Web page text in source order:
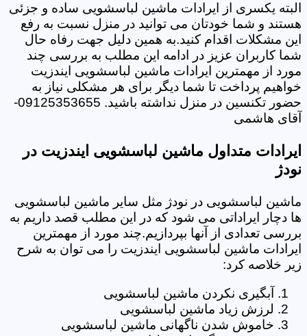
البته یکسری از ایرادات ماشین لباسشویی ساده و جزئی
هستند و شما خودتان می توانید در منزل نسبت به رفع
این مشکلات اقدام کنید.به همین دلیل جهت رفاه حال
شما کاربران عزیز در ادامه این مطلب به بررسی چند
مورد از مهمترین ایرادات ماشین لباسشویی ایندزیت
خواهیم پرداخت تا شما دیگر برای هر مشکلی نیاز به
حضور تکنسین در منزل نداشته باشید. 09125353655-
آقای هاشمی
ایرادات متداول ماشین لباسشویی ایندزیت در
نودژ
ماشین لباسشویی در نودژ مثل سایر ماشین لباسشویی
ها دچار ایراداتی می شود که در این مطلب قصد داریم به
بررسی تعدادی از آنها بپردازیم.چند مورد از مهمترین
ایرادات ماشین لباسشویی ایندزیت را می توان به شرح
زیر خلاصه کرد:
آبگیری نکردن ماشین لباسشویی
لرزش زیاد ماشین لباسشویی
خاموش شدن ناگهانی ماشین لباسشویی